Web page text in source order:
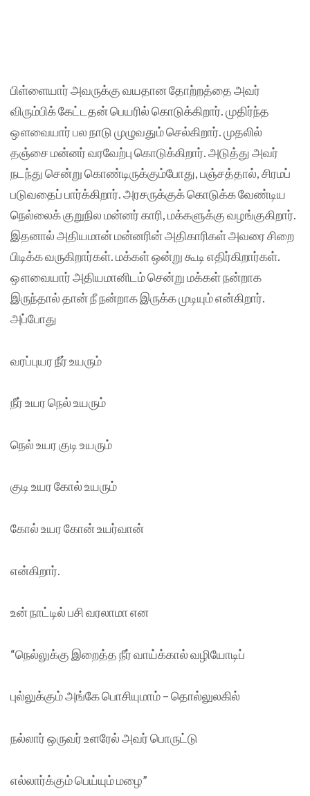
பிள்ளையார் அவருக்கு வயதான தோற்றத்தை அவர்
விரும்பிக் கேட்டதன் பெயரில் கொடுக்கிறார். முதிர்ந்த
ஔவையார் பல நாடு முழுவதும் செல்கிறார். முதலில்
தஞ்சை மன்னர் வரவேற்பு கொடுக்கிறார். அடுத்து அவர்
நடந்து சென்று கொண்டிருக்கும்போது, பஞ்சத்தால், சிரமப்
படுவதைப் பார்க்கிறார். அரசருக்குக் கொடுக்க வேண்டிய
நெல்லைக் குறுநில மன்னர் காரி, மக்களுக்கு வழங்குகிறார்.
இதனால் அதியமான் மன்னரின் அதிகாரிகள் அவரை சிறை
பிடிக்க வருகிறார்கள். மக்கள் ஒன்று கூடி எதிர்கிறார்கள்.
ஔவையார் அதியமானிடம் சென்று மக்கள் நன்றாக
இருந்தால் தான் நீ நன்றாக இருக்க முடியும் என்கிறார்.
அப்போது
வரப்புயர நீர் உயரும்
நீர் உயர நெல் உயரும்
நெல் உயர குடி உயரும்
குடி உயர கோல் உயரும்
கோல் உயர கோன் உயர்வான்
என்கிறார்.
உன் நாட்டில் பசி வரலாமா என
“நெல்லுக்கு இறைத்த நீர் வாய்க்கால் வழியோடிப்
புல்லுக்கும் அங்கே பொசியுமாம் – தொல்லுலகில்
நல்லார் ஒருவர் உளரேல் அவர் பொருட்டு
எல்லார்க்கும் பெய்யும் மழை”